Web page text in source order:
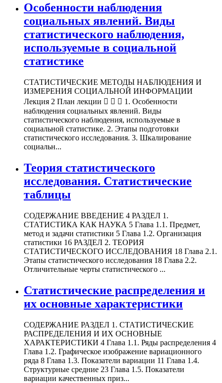
Особенности наблюдения
социальных явлений. Виды
статистического наблюдения,
используемые в социальной
статистике
СТАТИСТИЧЕСКИЕ МЕТОДЫ НАБЛЮДЕНИЯ И
ИЗМЕРЕНИЯ СОЦИАЛЬНОЙ ИНФОРМАЦИИ
Лекция 2 План лекции    1. Особенности
наблюдения социальных явлений. Виды
статистического наблюдения, используемые в
социальной статистике. 2. Этапы подготовки
статистического исследования. 3. Шкалирование
социальн...
Теория статистического
исследования. Статистические
таблицы
СОДЕРЖАНИЕ ВВЕДЕНИЕ 4 РАЗДЕЛ 1.
СТАТИСТИКА КАК НАУКА 5 Глава 1.1. Предмет,
метод и задачи статистики 5 Глава 1.2. Организация
статистики 16 РАЗДЕЛ 2. ТЕОРИЯ
СТАТИСТИЧЕСКОГО ИССЛЕДОВАНИЯ 18 Глава 2.1.
Этапы статистического исследования 18 Глава 2.2.
Отличительные черты статистического ...
Статистические распределения и
их основные характеристики
СОДЕРЖАНИЕ РАЗДЕЛ 1. СТАТИСТИЧЕСКИЕ
РАСПРЕДЕЛЕНИЯ И ИХ ОСНОВНЫЕ
ХАРАКТЕРИСТИКИ 4 Глава 1.1. Ряды распределения 4
Глава 1.2. Графическое изображение вариационного
ряда 8 Глава 1.3. Показатели вариации 11 Глава 1.4.
Структурные средние 23 Глава 1.5. Показатели
вариации качественных приз...